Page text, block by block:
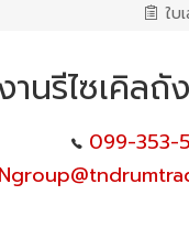
ใบ
านรีไซเคิล
099-353-